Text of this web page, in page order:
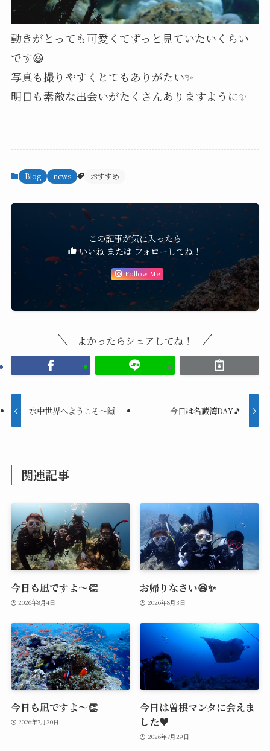
動きがとっても可愛くてずっと見ていたいくらい
です😆
写真も撮りやすくとてもありがたい✨
明日も素敵な出会いがたくさんありますように✨
Blog news おすすめ
この記事が気に入ったら
いいね または フォローしてね！
Follow Me
よかったらシェアしてね！
水中世界へようこそ～🙌 今日は名蔵湾DAY🎵
関連記事
今日も凪ですよ～👏
2026年8月4日
お帰りなさい😆✨
2026年8月3日
今日も凪ですよ～👏
2026年7月30日
今日は曽根マンタに会えま
した♥️
2026年7月29日